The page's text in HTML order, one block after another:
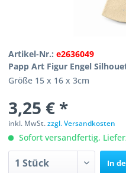
Artikel-Nr.:e2636049
Papp Art Figur Engel
Größe 15 x 16 x 3cm
3,25 € *
inkl. MwSt.zzgl. Versandkosten
Sofort versandfertig,
In